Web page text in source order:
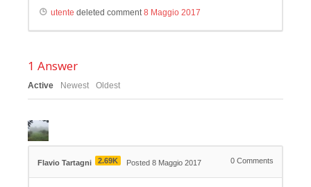
utente deleted comment 8 Maggio 2017
1 Answer
Active Newest Oldest
Flavio Tartagni 2.69K Posted 8 Maggio 2017 0 Comments